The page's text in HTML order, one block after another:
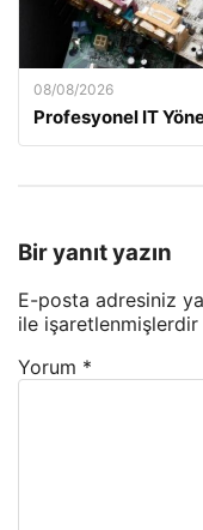
08/08/2026
Profesyonel IT
Bir yanıt yazın
E-posta adresiniz
ile işaretlenmişlerdir
Yorum *